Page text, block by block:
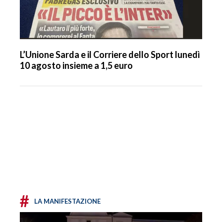
L’Unione Sarda e il Corriere dello Sport lunedì
10 agosto insieme a 1,5 euro
# LA MANIFESTAZIONE